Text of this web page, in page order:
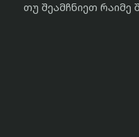
თუ შეამჩნიეთ რაიმე